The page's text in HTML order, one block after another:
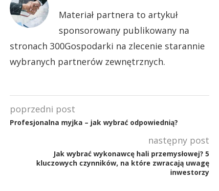
Materiał partnera to artykuł
sponsorowany publikowany na
stronach 300Gospodarki na zlecenie starannie
wybranych partnerów zewnętrznych.
poprzedni post
Profesjonalna myjka – jak wybrać odpowiednią?
następny post
Jak wybrać wykonawcę hali przemysłowej? 5
kluczowych czynników, na które zwracają uwagę
inwestorzy